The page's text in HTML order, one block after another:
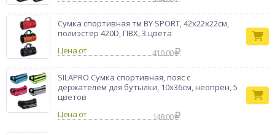
Сумка спортивная тм BY SPORT, 42x22x22см,
полиэстер 420D, ПВХ, 3 цвета
Цена от
410.00
SILAPRO Сумка спортивная, пояс с
держателем для бутылки, 10х36см, неопрен, 5
цветов
Цена от
148.00